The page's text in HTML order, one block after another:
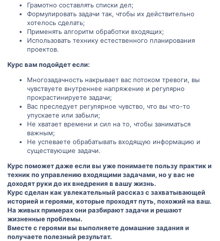
Грамотно составлять списки дел;
Формулировать задачи так, чтобы их действительно
хотелось сделать;
Применять алгоритм обработки входящих;
Использовать технику естественного планирования
проектов.
Курс вам подойдет если:
Многозадачность накрывает вас потоком тревоги, вы
чувствуете внутреннее напряжение и регулярно
прокрастинируете задачи;
Вас преследует регулярное чувство, что вы что-то
упускаете или забыли;
Не хватает времени и сил на то, чтобы заниматься
важным;
Не успеваете обрабатывать входящую информацию и
существующие задачи.
Курс поможет даже если вы уже понимаете пользу практик и
техник по управлению входящими задачами, но у вас не
доходят руки до их внедрения в вашу жизнь.
Курс сделан как увлекательный рассказ с захватывающей
историей и героями, которые проходят путь, похожий на ваш.
На живых примерах они разбирают задачи и решают
жизненные проблемы.
Вместе с героями вы выполняете домашние задания и
получаете полезный результат.